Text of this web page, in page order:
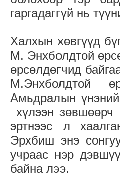
гаргадаггүй нь
Халхын хөвгүүд
М. Энхболдтой
өрсөлдөгчид
М.Энхболдтой
Амьдралын
хүлээн зөвшөөрч
эртнээс л
Эрхбиш энэ
учраас нэр
байна лээ.